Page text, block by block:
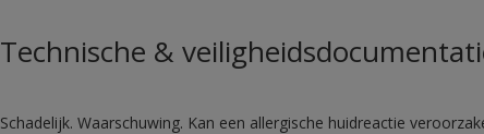
Technische &
Schadelijk. Waarschuwing. Kan een allergische huidreactie